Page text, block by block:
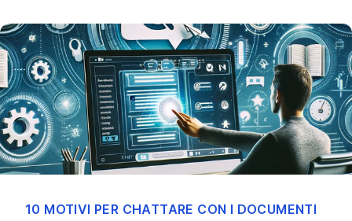
10 MOTIVI PER CHATTARE CON I DOCUMENTI